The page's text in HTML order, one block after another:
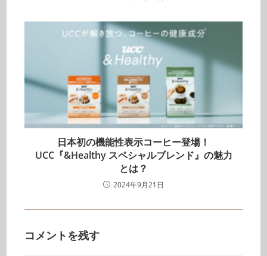
日本初の機能性表示コーヒー登場！
UCC『&Healthy スペシャルブレンド』の魅力
とは？
2024年9月21日
コメントを残す